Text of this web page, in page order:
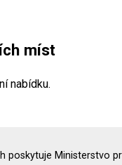
míst
nabídku.
poskytuje Ministerstvo